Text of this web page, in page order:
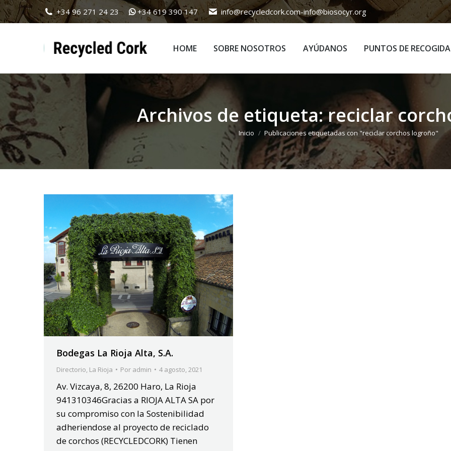
+34 96 271 24 23 +34 619 390 147 info@recycledcork.com-info@biosocyr.org
HOME SOBRE NOSOTROS AYÚDANOS PUNTOS DE RECOGIDA
Archivos de etiqueta:reciclar
Estás aquí:
Inicio Publicaciones etiquetadas con "reciclar corchos logroño"
Bodegas La Rioja Alta, S.A.
Directorio, La Rioja Por admin 4 agosto, 2021
Av. Vizcaya, 8, 26200 Haro, La Rioja
941310346Gracias a RIOJA ALTA SA por
su compromiso con la Sostenibilidad
adheriendose al proyecto de reciclado
de corchos (RECYCLEDCORK) Tienen
HOME SOBRE NOSOTROS AYÚDANOS PUNTOS DE RECOGIDA